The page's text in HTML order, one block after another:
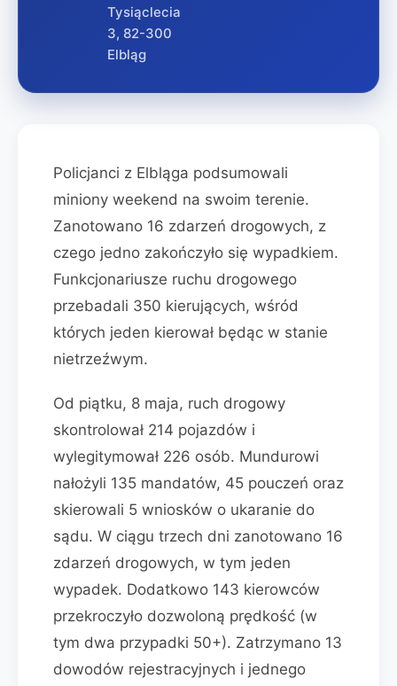
Tysiąclecia
3, 82-300
Elbląg
Policjanci z Elbląga podsumowali
miniony weekend na swoim terenie.
Zanotowano 16 zdarzeń drogowych, z
czego jedno zakończyło się wypadkiem.
Funkcjonariusze ruchu drogowego
przebadali 350 kierujących, wśród
których jeden kierował będąc w stanie
nietrzeźwym.
Od piątku, 8 maja, ruch drogowy
skontrolował 214 pojazdów i
wylegitymował 226 osób. Mundurowi
nałożyli 135 mandatów, 45 pouczeń oraz
skierowali 5 wniosków o ukaranie do
sądu. W ciągu trzech dni zanotowano 16
zdarzeń drogowych, w tym jeden
wypadek. Dodatkowo 143 kierowców
przekroczyło dozwoloną prędkość (w
tym dwa przypadki 50+). Zatrzymano 13
dowodów rejestracyjnych i jednego